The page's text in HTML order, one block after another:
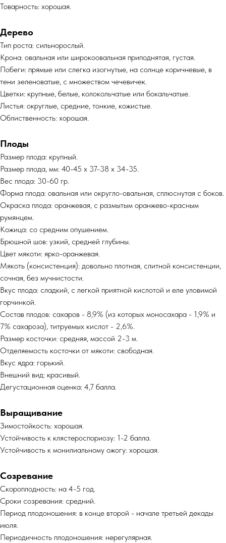
Товарность: хорошая.
Дерево
Тип роста: сильнорослый.
Крона: овальная или широкоовальная приподнятая, густая.
Побеги: прямые или слегка изогнутые, на солнце коричневые, в
тени зеленоватые, с множеством чечевичек.
Цветки: крупные, белые, колокольчатые или бокальчатые.
Листья: округлые, средние, тонкие, кожистые.
Облиственность: хорошая.
Плоды
Размер плода: крупный.
Размер плода, мм: 40-45 х 37-38 х 34-35.
Вес плода: 30-60 гр.
Форма плода: овальная или округло-овальная, сплюснутая с боков.
Окраска плода: оранжевая, с размытым оранжево-красным
румянцем.
Кожица: со средним опушением.
Брюшной шов: узкий, средней глубины.
Цвет мякоти: ярко-оранжевая.
Мякоть (консистенция): довольно плотная, слитной консистенции,
сочная, без мучнистости.
Вкус плода: сладкий, с легкой приятной кислотой и еле уловимой
горчинкой.
Состав плодов: сахаров - 8,9% (из которых моносахара - 1,9% и
7% сахароза), титруемых кислот - 2,6%.
Размер косточки: средняя, массой 2-3 м.
Отделяемость косточки от мякоти: свободная.
Вкус ядра: горький.
Внешний вид: красивый.
Дегустационная оценка: 4,7 балла.
Выращивание
Зимостойкость: хорошая.
Устойчивость к клястероспориозу: 1-2 балла.
Устойчивость к монилиальному ожогу: хорошая.
Созревание
Скороплодность: на 4-5 год.
Сроки созревания: средний.
Период плодоношения: в конце второй - начале третьей декады
июля.
Периодичность плодоношения: нерегулярная.